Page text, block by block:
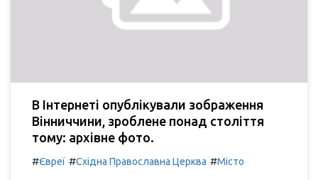
В Інтернеті опублікували зображення
Вінниччини, зроблене понад століття
тому: архівне фото.
#Євреї #Східна Православна Церква #Місто